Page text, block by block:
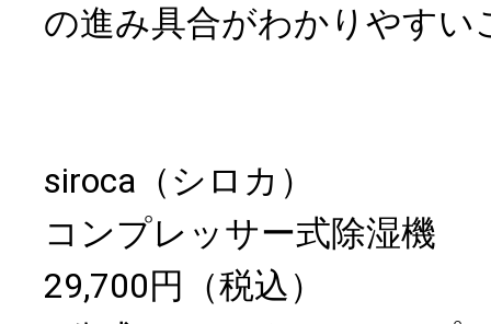
の進み具合がわかりやすい
siroca（シロカ）
コンプレッサー式除湿機
29,700円（税込）